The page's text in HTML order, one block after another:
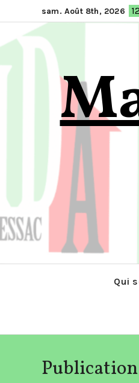
to
content
sam. Août 8th, 2026
Qui